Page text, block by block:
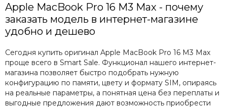
Apple MacBook Pro 16 M3 Max - почему
заказать модель в интернет-магазине
удобно и дешево
Сегодня купить оригинал Apple MacBook Pro 16 M3 Max
проще всего в Smart Sale. Функционал нашего интернет-
магазина позволяет быстро подобрать нужную
конфигурацию по памяти, цвету и формату SIM, опираясь
на реальные параметры, а понятная цена без переплаты и
выгодные предложения дают возможность приобрести